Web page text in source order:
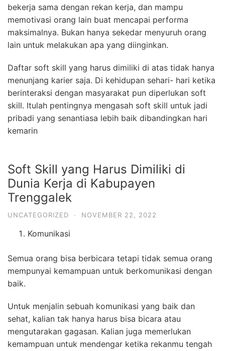
bekerja sama dengan rekan kerja, dan mampu
memotivasi orang lain buat mencapai performa
maksimalnya. Bukan hanya sekedar menyuruh orang
lain untuk melakukan apa yang diinginkan.
Daftar soft skill yang harus dimiliki di atas tidak hanya
menunjang karier saja. Di kehidupan sehari- hari ketika
berinteraksi dengan masyarakat pun diperlukan soft
skill. Itulah pentingnya mengasah soft skill untuk jadi
pribadi yang senantiasa lebih baik dibandingkan hari
kemarin
Soft Skill yang Harus Dimiliki di
Dunia Kerja di Kabupayen
Trenggalek
UNCATEGORIZED · NOVEMBER 22, 2022
Komunikasi
Semua orang bisa berbicara tetapi tidak semua orang
mempunyai kemampuan untuk berkomunikasi dengan
baik.
Untuk menjalin sebuah komunikasi yang baik dan
sehat, kalian tak hanya harus bisa bicara atau
mengutarakan gagasan. Kalian juga memerlukan
kemampuan untuk mendengar ketika rekanmu tengah